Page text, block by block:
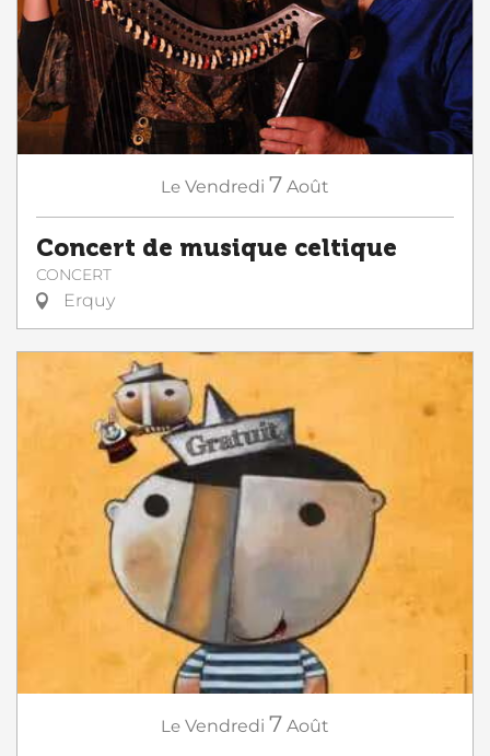
Le Vendredi 7 Août
Concert de musique celtique
CONCERT
Erquy
Le Vendredi 7 Août